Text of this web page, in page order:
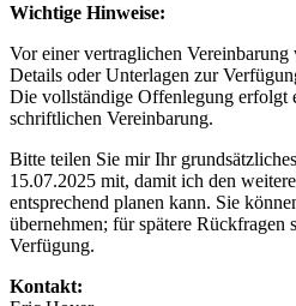
Wichtige Hinweise:
Vor einer vertraglichen Vereinbarung
Details oder Unterlagen zur
Die vollständige Offenlegung erfolgt
schriftlichen Vereinbarung.
Bitte teilen Sie mir Ihr
15.07.2025 mit, damit ich den
entsprechend planen kann. Sie
übernehmen; für spätere Rückfragen
Verfügung.
Kontakt: